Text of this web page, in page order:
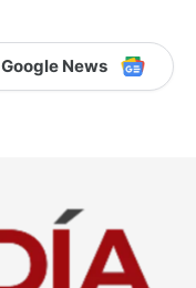
Google News